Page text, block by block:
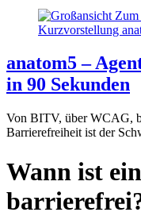
anatom5 –
in 90 Sekunden
Von BITV, über WCAG,
Barrierefreiheit ist der
Wann ist